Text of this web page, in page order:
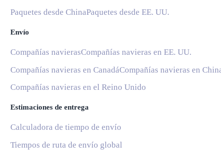
Paquetes desde ChinaPaquetes desde EE. UU.
Envío
Compañías navierasCompañías navieras en EE. UU.
Compañías navieras en CanadáCompañías navieras en
Compañías navieras en el Reino Unido
Estimaciones de entrega
Calculadora de tiempo de envío
Tiempos de ruta de envío global